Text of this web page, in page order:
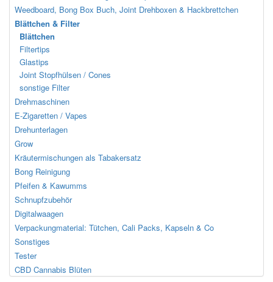
Weedboard, Bong Box Buch, Joint Drehboxen & Hackbrettchen
Blättchen & Filter
Blättchen
Filtertips
Glastips
Joint Stopfhülsen / Cones
sonstige Filter
Drehmaschinen
E-Zigaretten / Vapes
Drehunterlagen
Grow
Kräutermischungen als Tabakersatz
Bong Reinigung
Pfeifen & Kawumms
Schnupfzubehör
Digitalwaagen
Verpackungmaterial: Tütchen, Cali Packs, Kapseln & Co
Sonstiges
Tester
CBD Cannabis Blüten